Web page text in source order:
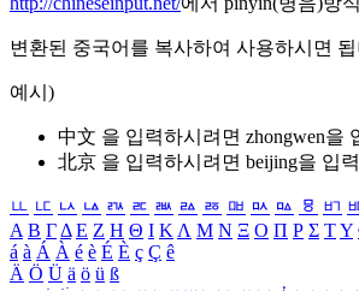
변환된 중국어를 복사하여 사용하시면
예시)
中文 을 입력하시려면 zhongwen을
北京 을 입력하시려면 beijing을 입
ㅥ ㅦ ㅧ ㅨ ㅩ ㅪ ㅫ ㅬ ㅭ ㅮ ㅯ ㅰ ㅱ ㅲ
Α Β ΓΔ Ε Ζ Η Θ Ι ΚΛ Μ Ν Ξ Ο Π Ρ Σ ΤΥ
á à Á À é è É È ç Ç ê
Ä Ö Ü ä ö ü ß